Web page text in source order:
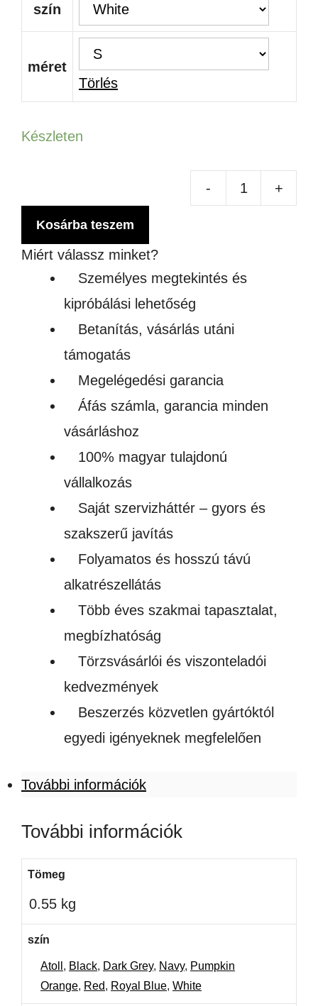
szín
méret
Törlés
Készleten
- +
Kosárba teszem
Miért válassz minket?
Személyes megtekintés és
kipróbálási lehetőség
Betanítás, vásárlás utáni
támogatás
Megelégedési garancia
Áfás számla, garancia minden
vásárláshoz
100% magyar tulajdonú
vállalkozás
Saját szervizháttér – gyors és
szakszerű javítás
Folyamatos és hosszú távú
alkatrészellátás
Több éves szakmai tapasztalat,
megbízhatóság
Törzsvásárlói és viszonteladói
kedvezmények
Beszerzés közvetlen gyártóktól
egyedi igényeknek megfelelően
További információk
További információk
Tömeg
0.55 kg
szín
Atoll , Black, Dark Grey, Navy, Pumpkin
Orange, Red, Royal Blue, White